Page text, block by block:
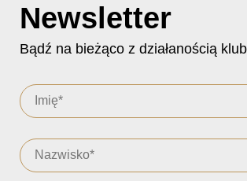
Newsletter
Bądź na bieżąco z działanością